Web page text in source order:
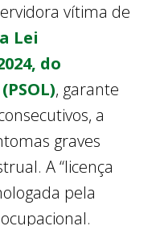
vítima de
Lei
do
, garante
a
graves
A “licença
pela